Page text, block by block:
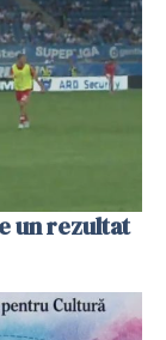
un rezultat